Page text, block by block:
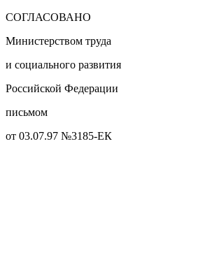
СОГЛАСОВАНО
Министерством труда
и социального развития
Российской Федерации
письмом
от 03.07.97 №3185-ЕК